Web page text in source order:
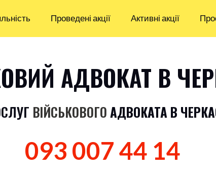
Проведені акції Активні акції
АДВОКАТ В
ВІЙСЬКОВОГОАДВОКАТА В
093 007 44 14